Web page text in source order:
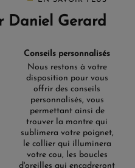
Daniel Gerard
Conseils personnalisés
Nous restons à votre
disposition pour vous
offrir des conseils
personnalisés, vous
permettant ainsi de
trouver la montre qui
sublimera votre poignet,
le collier qui illuminera
votre cou, les boucles
d'oreilles qui encadreront